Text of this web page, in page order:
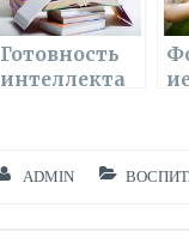
k
s
Готовность
интеллекта
ADMIN